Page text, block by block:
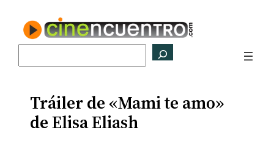
contenido
Tráiler de «Mami te amo»
de Elisa Eliash